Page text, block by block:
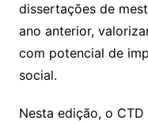
dissertações de
ano anterior,
com potencial de
social.
Nesta edição, o CTD